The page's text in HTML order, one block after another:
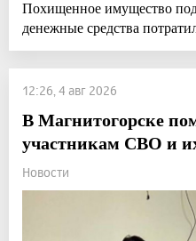
Похищенное имущество
денежные средства
12:26, 4 авг 2026
В Магнитогорске
участникам СВО и
Новости